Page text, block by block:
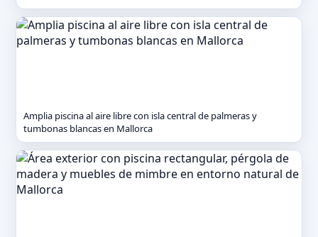
Amplia piscina al aire libre con isla central de palmeras y
tumbonas blancas en Mallorca